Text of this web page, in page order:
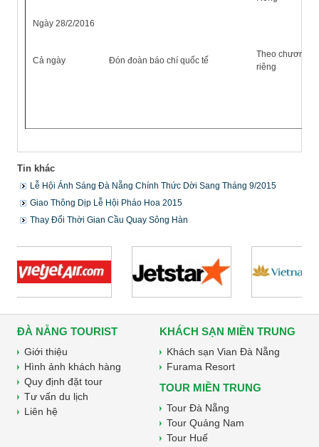
Ngày 28/2/2016
Cả ngày Đón đoàn báo chí quốc tế
Theo chương
riêng
Tin khác
Lễ Hội Ánh Sáng Đà Nẵng Chính Thức Dời Sang Tháng 9/2015
Giao Thông Dịp Lễ Hội Pháo Hoa 2015
Thay Đổi Thời Gian Cầu Quay Sông Hàn
ĐÀ NẴNG TOURIST
Giới thiệu
Hình ảnh khách hàng
Quy định đặt tour
Tư vấn du lịch
Liên hệ
KHÁCH SẠN MIỀN TRUNG
Khách sạn Vian Đà Nẵng
Furama Resort
TOUR MIỀN TRUNG
Tour Đà Nẵng
Tour Quảng Nam
Tour Huế